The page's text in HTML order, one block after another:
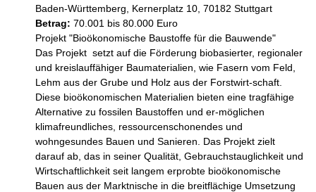
Baden-Württemberg, Kernerplatz 10, 70182 Stuttgart
Betrag: 70.001 bis 80.000 Euro
Projekt "Bioökonomische Baustoffe für die Bauwende"
Das Projekt  setzt auf die Förderung biobasierter, regionaler
und kreislauffähiger Baumaterialien, wie Fasern vom Feld,
Lehm aus der Grube und Holz aus der Forstwirt-schaft.
Diese bioökonomischen Materialien bieten eine tragfähige
Alternative zu fossilen Baustoffen und er-möglichen
klimafreundliches, ressourcenschonendes und
wohngesundes Bauen und Sanieren. Das Projekt zielt
darauf ab, das in seiner Qualität, Gebrauchstauglichkeit und
Wirtschaftlichkeit seit langem erprobte bioökonomische
Bauen aus der Marktnische in die breitflächige Umsetzung